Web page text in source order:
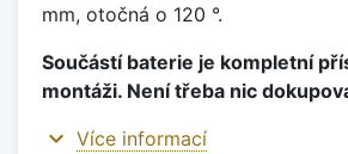
mm, otočná o 120 °.
Součástí baterie je kompletní
montáži. Není třeba nic
expand_more Více informací